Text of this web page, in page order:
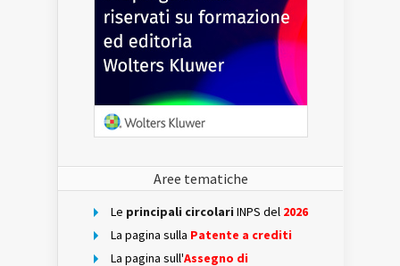
Aree tematiche
Le principali circolari INPS del 2026
La pagina sulla Patente a crediti
La pagina sull'Assegno di